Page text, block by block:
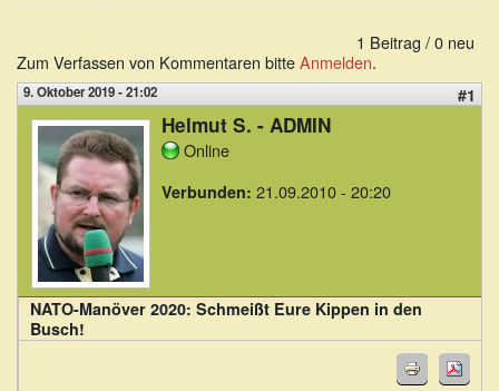
1 Beitrag / 0 neu
Zum Verfassen von Kommentaren bitteAnmelden.
9. Oktober 2019 - 21:02 #1
Helmut S. - ADMIN
Online
Verbunden: 21.09.2010 - 20:20
NATO-Manöver 2020: Schmeißt Eure Kippen in den
Busch!